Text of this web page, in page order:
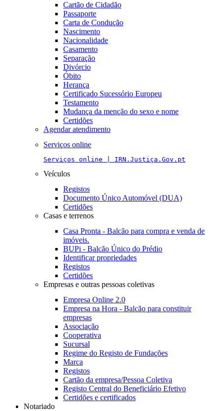
Cartão de Cidadão
Passaporte
Carta de Condução
Nascimento
Nacionalidade
Casamento
Separação
Divórcio
Óbito
Herança
Certificado Sucessório Europeu
Testamento
Mudança da menção do sexo e nome
Certidões
Agendar atendimento
Serviços online
Serviços online | IRN.Justiça.Gov.pt
Veículos
Registos
Documento Único Automóvel (DUA)
Certidões
Casas e terrenos
Casa Pronta - Balcão para compra e venda de
imóveis.
BUPi - Balcão Único do Prédio
Identificar propriedades
Registos
Certidões
Empresas e outras pessoas coletivas
Empresa Online 2.0
Empresa na Hora - Balcão para constituir
empresas
Associação
Cooperativa
Sucursal
Regime do Registo de Fundações
Marca
Registos
Cartão da empresa/Pessoa Coletiva
Registo Central do Beneficiário Efetivo
Certidões e certificados
Notariado